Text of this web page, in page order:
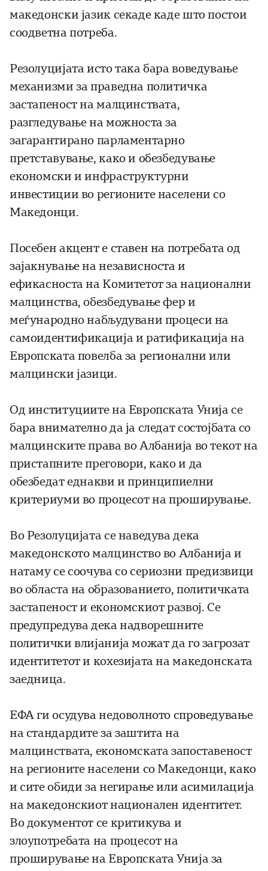
македонски јазик секаде каде што постои
соодветна потреба.
Резолуцијата исто така бара воведување
механизми за праведна политичка
застапеност на малцинствата,
разгледување на можноста за
загарантирано парламентарно
претставување, како и обезбедување
економски и инфраструктурни
инвестиции во регионите населени со
Македонци.
Посебен акцент е ставен на потребата од
зајакнување на независноста и
ефикасноста на Комитетот за национални
малцинства, обезбедување фер и
меѓународно набљудувани процеси на
самоидентификација и ратификација на
Европската повелба за регионални или
малцински јазици.
Од институциите на Европската Унија се
бара внимателно да ја следат состојбата со
малцинските права во Албанија во текот на
пристапните преговори, како и да
обезбедат еднакви и принципиелни
критериуми во процесот на проширување.
Во Резолуцијата се наведува дека
македонското малцинство во Албанија и
натаму се соочува со сериозни предизвици
во областа на образованието, политичката
застапеност и економскиот развој. Се
предупредува дека надворешните
политички влијанија можат да го загрозат
идентитетот и кохезијата на македонската
заедница.
ЕФА ги осудува недоволното спроведување
на стандардите за заштита на
малцинствата, економската запоставеност
на регионите населени со Македонци, како
и сите обиди за негирање или асимилација
на македонскиот национален идентитет.
Во документот се критикува и
злоупотребата на процесот на
проширување на Европската Унија за